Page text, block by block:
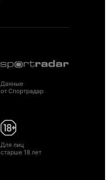
Данные
от Спортрадар
Для лиц
старше 18 лет